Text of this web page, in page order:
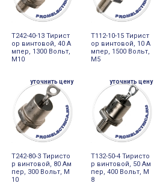
Т242-40-13 Тирист
ор винтовой, 40 А
мпер, 1300 Вольт,
М10
Т112-10-15 Тирист
ор винтовой, 10 А
мпер, 1500 Вольт,
М5
уточнить цену
Т242-80-3 Тиристо
р винтовой, 80 Ам
пер, 300 Вольт, М
10
уточнить цену
Т132-50-4 Тиристо
р винтовой, 50 Ам
пер, 400 Вольт, М
8